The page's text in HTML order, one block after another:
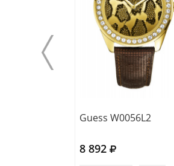
Guess W0056L2
8 892